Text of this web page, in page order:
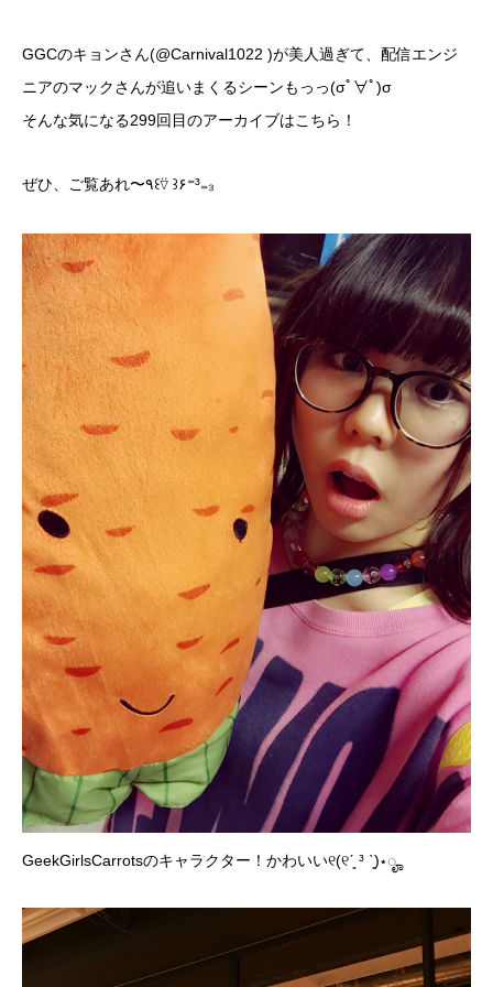
GGCのキョンさん(@Carnival1022 )が美人過ぎて、配信エンジ
ニアのマックさんが追いまくるシーンもっっ(σﾟ∀ﾟ)σ
そんな気になる299回目のアーカイブはこちら！
ぜひ、ご覧あれ〜٩꒰⍢ ꒱۶⁼³₌₃
GeekGirlsCarrotsのキャラクター！かわいい୧(୧ˊ͈ ³ ˋ͈)⋆ೄ